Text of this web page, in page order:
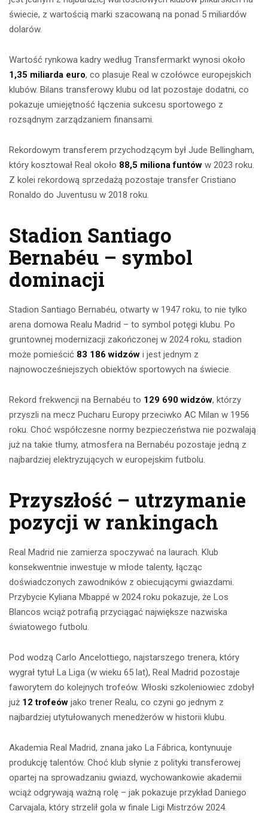
świecie, z wartością marki szacowaną na ponad 5 miliardów
dolarów.
Wartość rynkowa kadry według Transfermarkt wynosi około
1,35 miliarda euro, co plasuje Real w czołówce europejskich
klubów. Bilans transferowy klubu od lat pozostaje dodatni, co
pokazuje umiejętność łączenia sukcesu sportowego z
rozsądnym zarządzaniem finansami.
Rekordowym transferem przychodzącym był Jude Bellingham,
który kosztował Real około 88,5 miliona funtów w 2023 roku.
Z kolei rekordową sprzedażą pozostaje transfer Cristiano
Ronaldo do Juventusu w 2018 roku.
Stadion Santiago
Bernabéu – symbol
dominacji
Stadion Santiago Bernabéu, otwarty w 1947 roku, to nie tylko
arena domowa Realu Madrid – to symbol potęgi klubu. Po
gruntownej modernizacji zakończonej w 2024 roku, stadion
może pomieścić 83 186 widzów i jest jednym z
najnowocześniejszych obiektów sportowych na świecie.
Rekord frekwencji na Bernabéu to 129 690 widzów, którzy
przyszli na mecz Pucharu Europy przeciwko AC Milan w 1956
roku. Choć współczesne normy bezpieczeństwa nie pozwalają
już na takie tłumy, atmosfera na Bernabéu pozostaje jedną z
najbardziej elektryzujących w europejskim futbolu.
Przyszłość – utrzymanie
pozycji w rankingach
Real Madrid nie zamierza spoczywać na laurach. Klub
konsekwentnie inwestuje w młode talenty, łącząc
doświadczonych zawodników z obiecującymi gwiazdami.
Przybycie Kyliana Mbappé w 2024 roku pokazuje, że Los
Blancos wciąż potrafią przyciągać największe nazwiska
światowego futbolu.
Pod wodzą Carlo Ancelottiego, najstarszego trenera, który
wygrał tytuł La Liga (w wieku 65 lat), Real Madrid pozostaje
faworytem do kolejnych trofeów. Włoski szkoleniowiec zdobył
już 12 trofeów jako trener Realu, co czyni go jednym z
najbardziej utytułowanych menedżerów w historii klubu.
Akademia Real Madrid, znana jako La Fábrica, kontynuuje
produkcję talentów. Choć klub słynie z polityki transferowej
opartej na sprowadzaniu gwiazd, wychowankowie akademii
wciąż odgrywają ważną rolę – jak pokazuje przykład Daniego
Carvajala, który strzelił gola w finale Ligi Mistrzów 2024.